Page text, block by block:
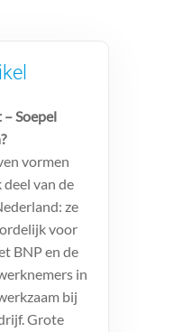
Soepel
vormen
van de
ze
voor
BNP en de
in
bij
Grote